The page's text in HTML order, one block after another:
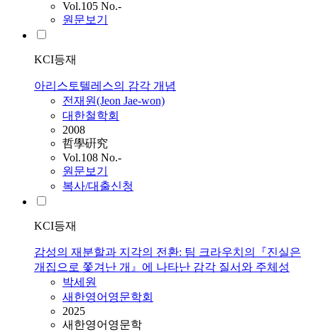
Vol.105 No.-
원문보기
KCI등재
아리스토텔레스의 감각 개념
전재원(Jeon Jae-won)
대한철학회
2008
哲學硏究
Vol.108 No.-
원문보기
복사/대출신청
KCI등재
감성의 재분할과 지각의 전환: 팀 크라우치의『진실은
개집으로 쫓겨난 개』에 나타난 감각 질서와 주체성
박세원
새한영어영문학회
2025
새한영어영문학